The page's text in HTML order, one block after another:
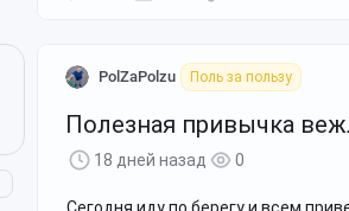
PolZaPolzu Поль за пользу
Полезная привычка
18 дней назад 0